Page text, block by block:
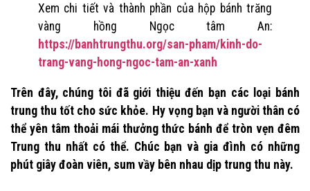
Xem chi tiết và thành phần của hộp bánh trăng
vàng hồng Ngọc tâm An:
https://banhtrungthu.org/san-pham/kinh-do-
trang-vang-hong-ngoc-tam-an-xanh
Trên đây, chúng tôi đã giới thiệu đến bạn các loại bánh
trung thu tốt cho sức khỏe. Hy vọng bạn và người thân có
thể yên tâm thoải mái thưởng thức bánh để tròn vẹn đêm
Trung thu nhất có thể. Chúc bạn và gia đình có những
phút giây đoàn viên, sum vầy bên nhau dịp trung thu này.